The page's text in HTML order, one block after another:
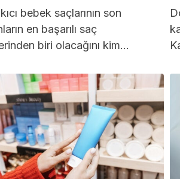
bebek saçlarının son
en başarılı saç
biri olacağını kim